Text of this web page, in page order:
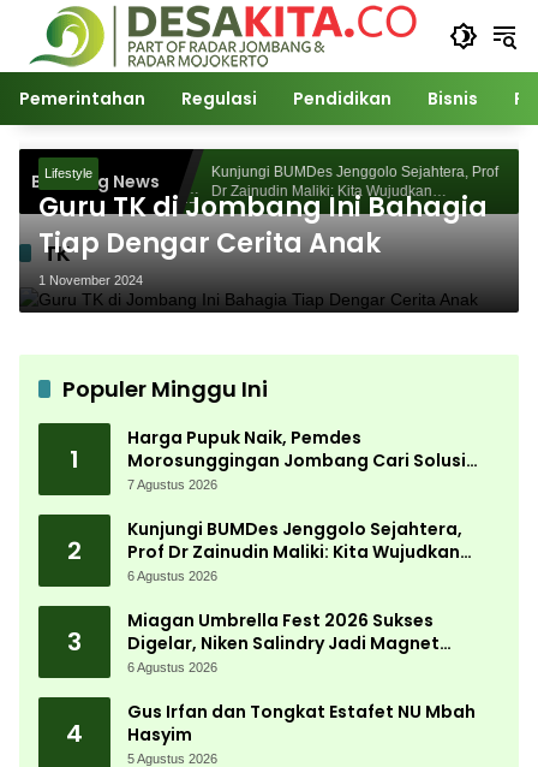
Langsung
konten
Pemerintahan Regulasi Pendidikan Bisnis
Breaking News
Akademik
Kunjungi BUMDes Jenggolo Sejahtera, Prof
Dr Zainudin Maliki: Kita Wujudkan
Kemandirian Ekonomi dengan Potensi Desa
TK
Lifestyle
Guru TK di Jombang Ini Bahagia
Tiap Dengar Cerita Anak
1 November 2024
Populer Minggu Ini
1
Harga Pupuk Naik, Pemdes
Morosunggingan Jombang Cari Solusi
Lewat Kajian Akademik
7 Agustus 2026
2
Kunjungi BUMDes Jenggolo Sejahtera,
Prof Dr Zainudin Maliki: Kita Wujudkan
Kemandirian Ekonomi dengan Potensi
6 Agustus 2026
3
Miagan Umbrella Fest 2026 Sukses
Digelar, Niken Salindry Jadi Magnet
Ribuan Pengunjung
6 Agustus 2026
4
Gus Irfan dan Tongkat Estafet NU Mbah
Hasyim
5 Agustus 2026